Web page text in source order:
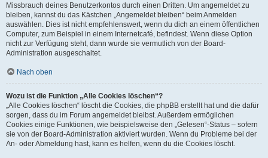
Missbrauch deines Benutzerkontos durch einen Dritten. Um angemeldet zu
bleiben, kannst du das Kästchen „Angemeldet bleiben“ beim Anmelden
auswählen. Dies ist nicht empfehlenswert, wenn du dich an einem öffentlichen
Computer, zum Beispiel in einem Internetcafé, befindest. Wenn diese Option
nicht zur Verfügung steht, dann wurde sie vermutlich von der Board-
Administration ausgeschaltet.
Nach oben
Wozu ist die Funktion „Alle Cookies löschen“?
„Alle Cookies löschen“ löscht die Cookies, die phpBB erstellt hat und die dafür
sorgen, dass du im Forum angemeldet bleibst. Außerdem ermöglichen
Cookies einige Funktionen, wie beispielsweise den „Gelesen“-Status – sofern
sie von der Board-Administration aktiviert wurden. Wenn du Probleme bei der
An- oder Abmeldung hast, kann es helfen, wenn du die Cookies löscht.